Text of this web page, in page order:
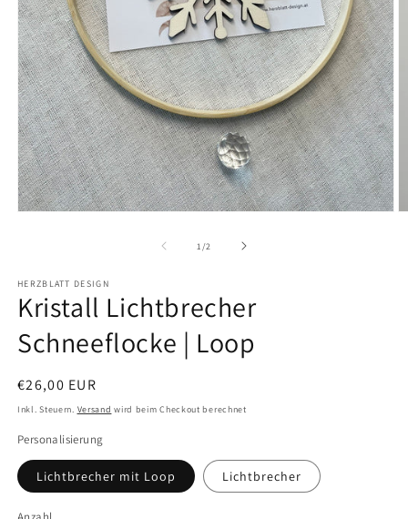
1/von
2
HERZBLATT DESIGN
Kristall Lichtbrecher
Schneeflocke | Loop
Normaler
Preis
€26,00 EUR
Inkl. Steuern. Versand wird beim Checkout berechnet
Personalisierung
Lichtbrecher mit Loop Lichtbrecher